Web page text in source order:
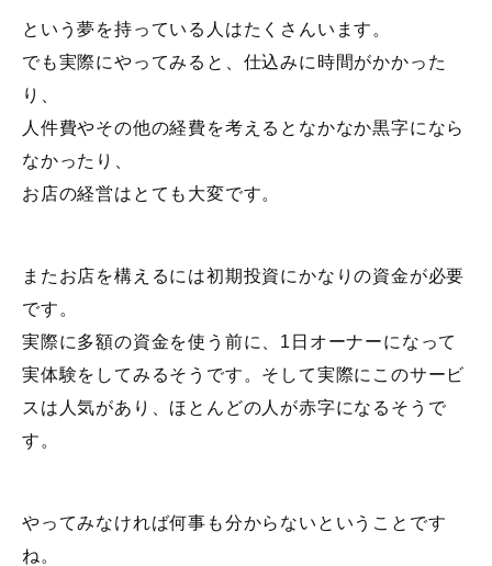
という夢を持っている人はたくさんいます。
でも実際にやってみると、仕込みに時間がかかった
り、
人件費やその他の経費を考えるとなかなか黒字になら
なかったり、
お店の経営はとても大変です。
またお店を構えるには初期投資にかなりの資金が必要
です。
実際に多額の資金を使う前に、1日オーナーになって
実体験をしてみるそうです。そして実際にこのサービ
スは人気があり、ほとんどの人が赤字になるそうで
す。
やってみなければ何事も分からないということです
ね。